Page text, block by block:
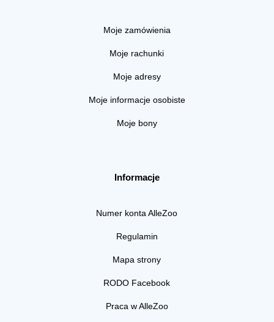
Moje zamówienia
Moje rachunki
Moje adresy
Moje informacje osobiste
Moje bony
Informacje
Numer konta AlleZoo
Regulamin
Mapa strony
RODO Facebook
Praca w AlleZoo